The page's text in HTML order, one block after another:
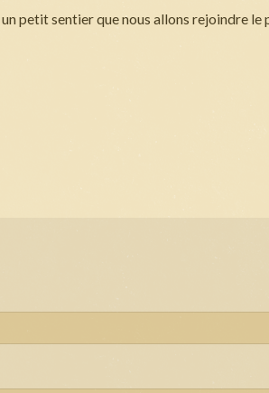
petit sentier que nous allons rejoindre le